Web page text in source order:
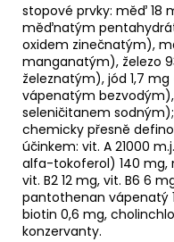
stopové prvky: měď 18
měďnatým
oxidem zinečnatým),
manganatým), železo
železnatým), jód 1,7
vápenatým
seleničitanem
chemicky přesně
účinkem: vit. A 21000
alfa-tokoferol) 140 mg,
vit. B2 12 mg, vit. B6 6
pantothenan vápenatý
biotin 0,6 mg,
konzervanty.